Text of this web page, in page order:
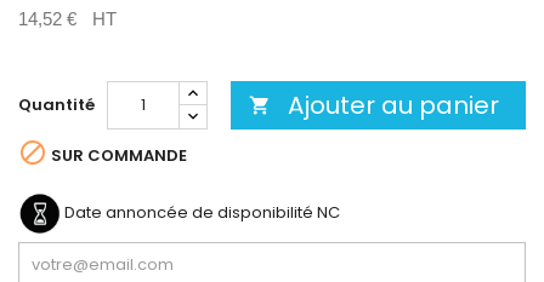
14,52 € HT
Quantité  Ajouter au panier
 SUR COMMANDE
Date annoncée de disponibilité NC